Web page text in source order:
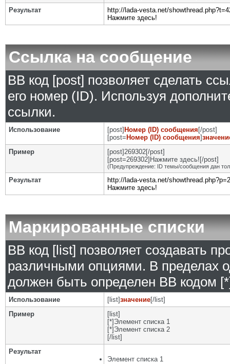
Результат
http://lada-vesta.net/
Нажмите здесь!
Ссылка на сообщение
BB код [post] позволяет сделать
его номер (ID). Используя
ссылки.
Использование [post] Номер (ID) сообщения [/post]
[post= Номер (ID) сообщения]
Пример
[post]269302[/post]
[post=269302]Нажмите здесь![/post]
(Предупреждение: ID темы/сообщения дан
Результат
http://lada-vesta.net/
Нажмите здесь!
Маркированные списки
BB код [list] позволяет создавать
различными опциями. В пределах
должен быть определен BB кодом
Использование [list]значение[/list]
Пример
[list]
[*]Элемент списка 1
[*]Элемент списка 2
[/list]
Результат
Элемент списка 1